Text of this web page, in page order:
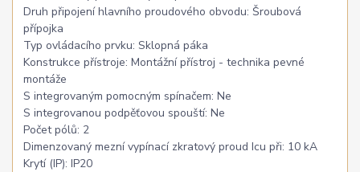
Druh připojení hlavního proudového obvodu: Šroubová
přípojka
Typ ovládacího prvku: Sklopná páka
Konstrukce přístroje: Montážní přístroj - technika pevné
montáže
S integrovaným pomocným spínačem: Ne
S integrovanou podpěťovou spouští: Ne
Počet pólů: 2
Dimenzovaný mezní vypínací zkratový proud Icu při: 10 kA
Krytí (IP): IP20